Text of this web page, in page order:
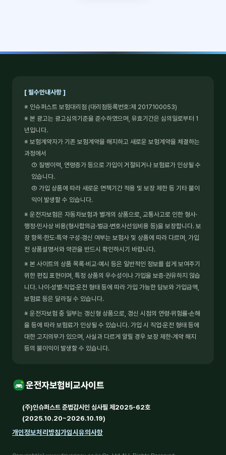
[ 필수안내사항 ]
※ 인슈퍼스트 보험대리점 (대리점등록번호:제 2017100053)
※ 본 광고는 광고심의기준을 준수하였으며, 유효기간은 심의일로부터 1
년입니다.
※ 보험계약자가 기존 보험계약을 해지하고 새로운 보험계약을 체결하는
과정에서
① 질병이력, 연령증가 등으로 가입이 거절되거나 보험료가 인상될 수
있습니다.
② 가입 상품에 따라 새로운 면책기간 적용 및 보장 제한 등 기타 불이
익이 발생할 수 있습니다.
※ 운전자보험은 자동차보험과 별개의 상품으로, 교통사고로 인한 형사·
행정·민사상 비용(형사합의금·벌금·변호사선임비용 등)을 보장합니다. 보
장 항목·한도·특약 구성·갱신 여부는 보험사 및 상품에 따라 다르며, 가입
전 상품설명서와 약관을 반드시 확인하시기 바랍니다.
※ 본 사이트의 상품 목록·비교·예시 등은 일반적인 정보를 쉽게 보여주기
위한 편집 표현이며, 특정 상품의 우수성이나 가입을 보증·권유하지 않습
니다. 나이·성별·직업·운전 형태 등에 따라 가입 가능한 담보와 가입금액,
보험료 등은 달라질 수 있습니다.
※ 운전자보험 중 일부는 갱신형 상품으로, 갱신 시점의 연령·위험률·손해
율 등에 따라 보험료가 인상될 수 있습니다. 가입 시 직업·운전 형태 등에
대한 고지의무가 있으며, 사실과 다르게 알릴 경우 보장 제한·계약 해지
등의 불이익이 발생할 수 있습니다.
운전자보험비교사이트
(주)인슈퍼스트 준법감시인 심사필 제2025-62호
(2025.10.20~2026.10.19)
개인정보처리방침가입시유의사항